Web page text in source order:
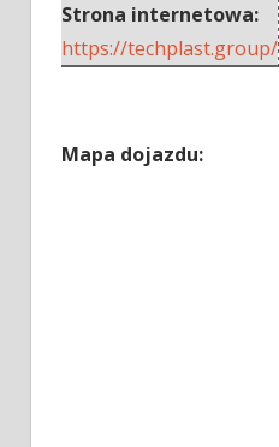
Strona internetowa:
https://techplast.group/
Mapa dojazdu: